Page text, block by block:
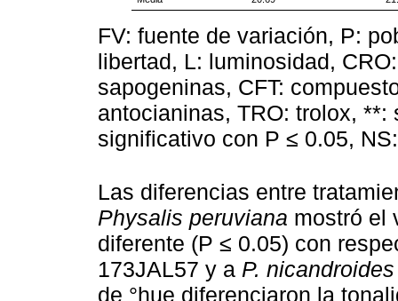
FV: fuente de variación, P:
libertad, L: luminosidad,
sapogeninas, CFT:
antocianinas, TRO: trolox,
significativo con P ≤ 0.05,
Las diferencias entre
Physalis peruviana mostró el
diferente (P ≤ 0.05) con
173JAL57 y a P. nicandroides
de °hue diferenciaron la